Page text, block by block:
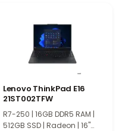
и доступностью,
базовых задач.
Lenovo ThinkPad E16
21ST002TFW
R7-250 | 16GB DDR5 RAM |
512GB SSD | Radeon | 16"